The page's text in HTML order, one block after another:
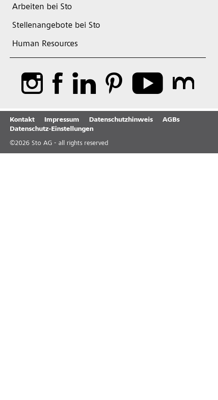
Arbeiten bei Sto
Stellenangebote bei Sto
Human Resources
Kontakt Impressum Datenschutzhinweis
AGBs
Datenschutz-Einstellungen
©2026 Sto AG - all rights reserved